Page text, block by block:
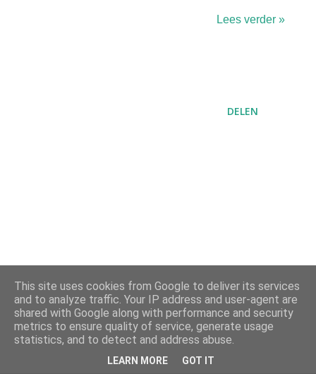
Lees verder »
DELEN
This site uses cookies from Google to deliver its services
and to analyze traffic. Your IP address and user-agent are
shared with Google along with performance and security
metrics to ensure quality of service, generate usage
statistics, and to detect and address abuse.
LEARN MORE GOT IT